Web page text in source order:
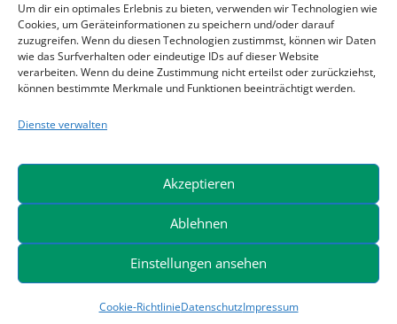
Um dir ein optimales Erlebnis zu bieten, verwenden wir Technologien wie
Cookies, um Geräteinformationen zu speichern und/oder darauf
zuzugreifen. Wenn du diesen Technologien zustimmst, können wir Daten
wie das Surfverhalten oder eindeutige IDs auf dieser Website
verarbeiten. Wenn du deine Zustimmung nicht erteilst oder zurückziehst,
können bestimmte Merkmale und Funktionen beeinträchtigt werden.
Dienste verwalten
Akzeptieren
Ablehnen
Einstellungen ansehen
Cookie-RichtlinieDatenschutzImpressum